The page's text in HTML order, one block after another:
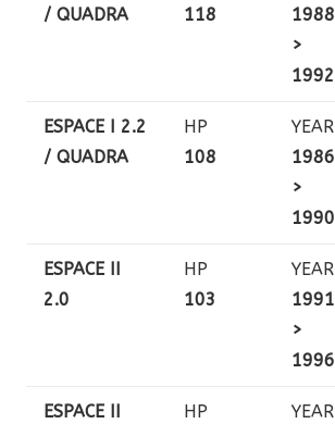
/ QUADRA
118
1988
>
1992
ESPACE I 2.2
/ QUADRA
HP
108
YEAR
1986
>
1990
ESPACE II
2.0
HP
103
YEAR
1991
>
1996
ESPACE II
HP
YEAR